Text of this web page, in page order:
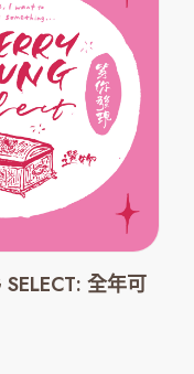
SELECT: 全年可